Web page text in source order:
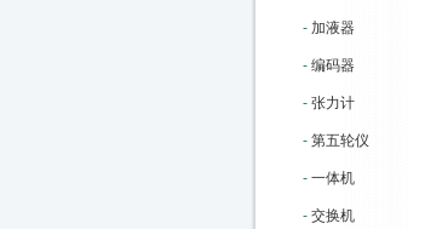
- 加液器
- 编码器
- 张力计
- 第五轮仪
- 一体机
- 交换机